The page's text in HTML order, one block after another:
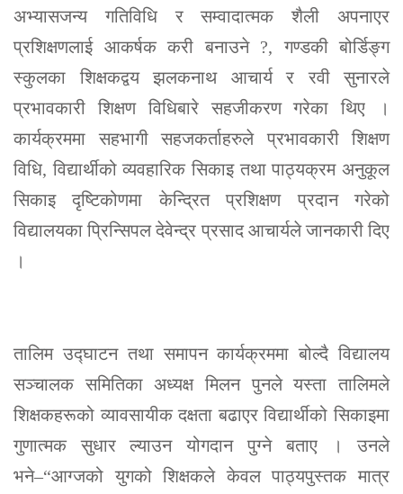
अभ्यासजन्य गतिविधि र सम्वादात्मक शैली अपनाएर
प्रशिक्षणलाई आकर्षक करी बनाउने ?, गण्डकी बोर्डिङ्ग
स्कुलका शिक्षकद्वय झलकनाथ आचार्य र रवी सुनारले
प्रभावकारी शिक्षण विधिबारे सहजीकरण गरेका थिए ।
कार्यक्रममा सहभागी सहजकर्ताहरुले प्रभावकारी शिक्षण
विधि, विद्यार्थीको व्यवहारिक सिकाइ तथा पाठ्यक्रम अनुकूल
सिकाइ दृष्टिकोणमा केन्द्रित प्रशिक्षण प्रदान गरेको
विद्यालयका प्रिन्सिपल देवेन्द्र प्रसाद आचार्यले जानकारी दिए
।
तालिम उद्घाटन तथा समापन कार्यक्रममा बोल्दै विद्यालय
सञ्चालक समितिका अध्यक्ष मिलन पुनले यस्ता तालिमले
शिक्षकहरूको व्यावसायीक दक्षता बढाएर विद्यार्थीको सिकाइमा
गुणात्मक सुधार ल्याउन योगदान पुग्ने बताए । उनले
भने–“आग्जको युगको शिक्षकले केवल पाठ्यपुस्तक मात्र